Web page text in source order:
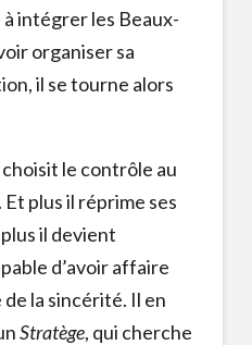
intégrer les Beaux-
organiser sa
il se tourne alors
choisit le contrôle au
plus il réprime ses
il devient
d’avoir affaire
de la sincérité. Il en
Stratège, qui cherche